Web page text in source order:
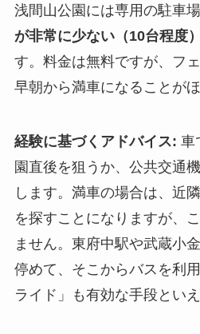
浅間山公園には専用の駐車
が非常に少ない（10台程度）
す。料金は無料ですが、フ
早朝から満車になることがほ
経験に基づくアドバイス: 車
園直後を狙うか、公共交通
します。満車の場合は、近
を探すことになりますが、
ません。東府中駅や武蔵小
停めて、そこからバスを利
ライド」も有効な手段といえ